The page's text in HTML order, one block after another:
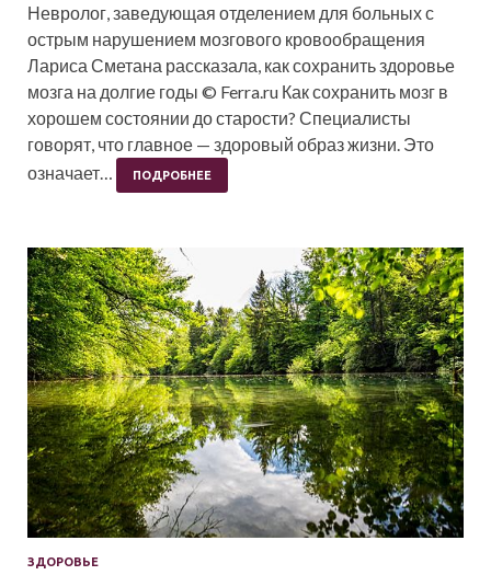
Невролог, заведующая отделением для больных с
острым нарушением мозгового кровообращения
Лариса Сметана рассказала, как сохранить здоровье
мозга на долгие годы © Ferra.ru Как сохранить мозг в
хорошем состоянии до старости? Специалисты
говорят, что главное — здоровый образ жизни. Это
означает…
ПОДРОБНЕЕ
ЗДОРОВЬЕ